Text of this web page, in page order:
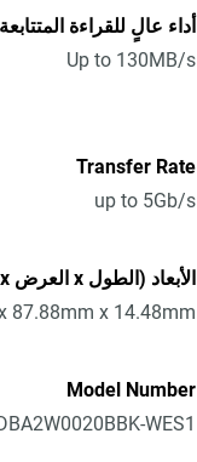
أداء عالٍ للقراءة المتتابعة
Up to 130MB/s
Transfer Rate
up to 5Gb/s
الأبعاد (الطول x العرض x الارتفاع)
87.88mm x 14.48mm
Model Number
WES1